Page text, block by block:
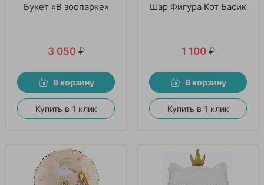
Букет «В зоопарке»
3 050 ₽
В корзину
Купить в 1 клик
Шар Фигура Кот Басик
1 100 ₽
В корзину
Купить в 1 клик